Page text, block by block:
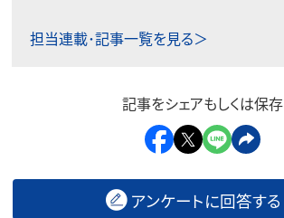
担当連載･記事一覧を見る＞
記事をシェアもしくは保存
アンケートに回答する